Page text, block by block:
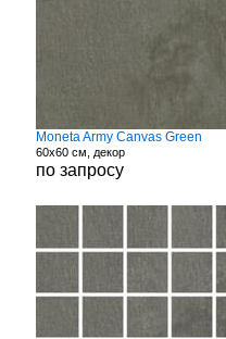
Moneta Army Canvas Green
60x60 см, декор
по запросу